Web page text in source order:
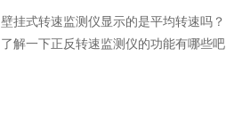
壁挂式转速监测仪显示的是平均转速吗？
了解一下正反转速监测仪的功能有哪些吧